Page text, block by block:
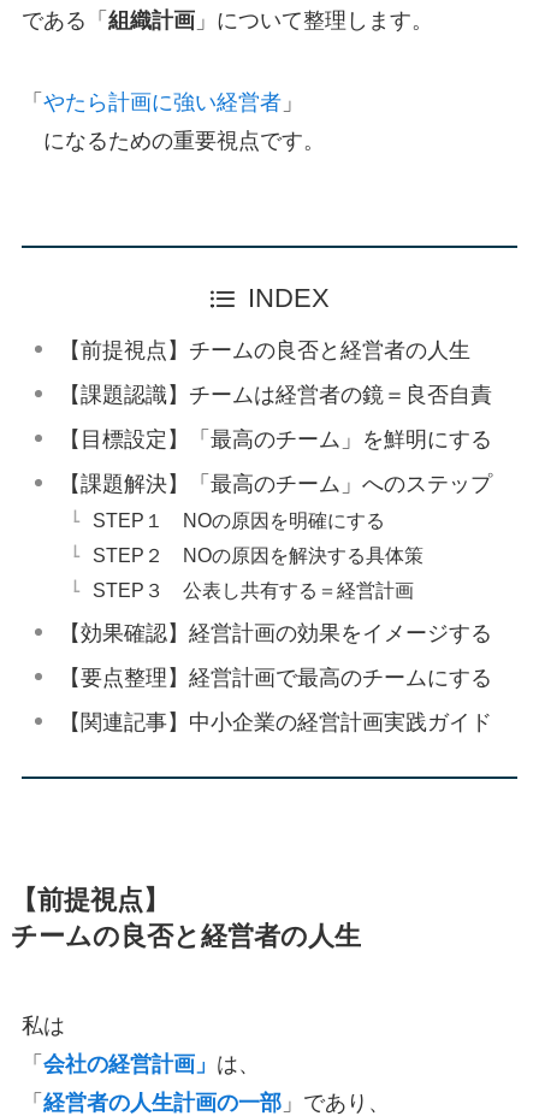
である「 組織計画」について整理します。
「 やたら計画に強い経営者」
になるための重要視点です。
INDEX
【前提視点】チームの良否と経営者の人生
【課題認識】チームは経営者の鏡＝良否自責
【目標設定】「最高のチーム」を鮮明にする
【課題解決】「最高のチーム」へのステップ
STEP１ NOの原因を明確にする
STEP２ NOの原因を解決する具体策
STEP３ 公表し共有する＝経営計画
【効果確認】経営計画の効果をイメージする
【要点整理】経営計画で最高のチームにする
【関連記事】中小企業の経営計画実践ガイド
【前提視点】
チームの良否と経営者の人生
私は
「 会社の経営計画」 は、
「 経営者の人生計画の一部」であり、